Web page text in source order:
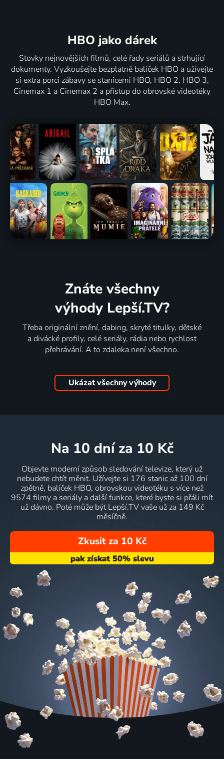
HBO jako dárek
Stovky nejnovějších filmů, celé řady seriálů a strhující
dokumenty. Vyzkoušejte bezplatně balíček HBO a užívejte
si extra porci zábavy se stanicemi HBO, HBO 2, HBO 3,
Cinemax 1 a Cinemax 2 a přístup do obrovské videotéky
HBO Max.
Znáte všechny
výhody Lepší.TV?
Třeba originální znění, dabing, skryté titulky, dětské
a divácké profily, celé seriály, rádia nebo rychlost
přehrávání. A to zdaleka není všechno.
Ukázat všechny výhody
na 10 dní za 10 Kč
Objevte moderní způsob sledování televize, který už
nebudete chtít měnit. Užívejte si 176 stanic až 100 dní
zpětně, balíček HBO, obrovskou videotéku s více než
9574 filmy a seriály a další funkce, které byste si přáli mít
už dávno. Poté může být Lepší.TV vaše už za 149 Kč
měsíčně.
Zkusit za 10 Kč